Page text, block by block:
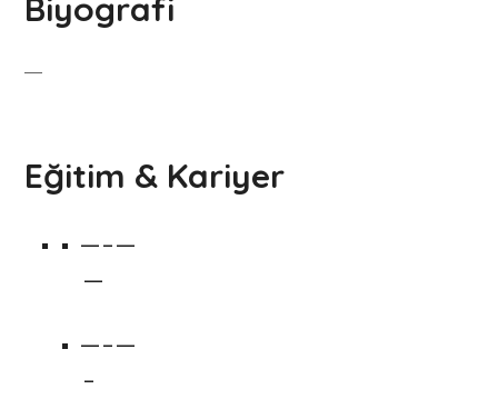
Biyografi
—
Eğitim & Kariyer
— – —
—
— – —
–